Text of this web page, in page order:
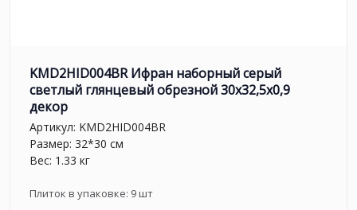
KMD2HID004BR Ифран наборный серый
светлый глянцевый обрезной 30x32,5x0,9
декор
Артикул: KMD2HID004BR
Размер: 32*30 см
Вес: 1.33 кг
Плиток в упаковке: 9шт